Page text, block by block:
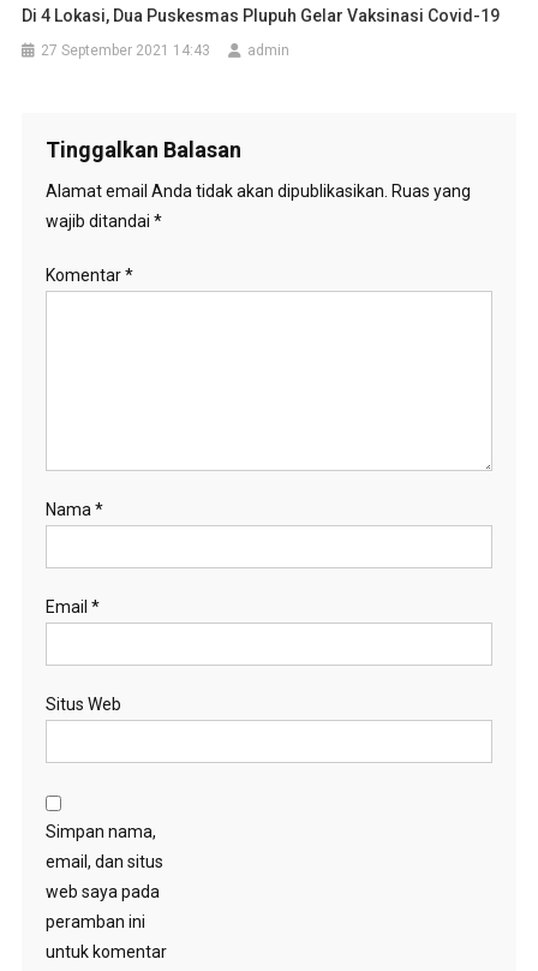
Di 4 Lokasi, Dua Puskesmas Plupuh Gelar Vaksinasi Covid-19
27 September 2021 14:43 admin
Tinggalkan Balasan
Alamat email Anda tidak akan dipublikasikan. Ruas yang
wajib ditandai *
Komentar*
Nama*
Email *
Situs Web
Simpan nama,
email, dan situs
web saya pada
peramban ini
untuk komentar